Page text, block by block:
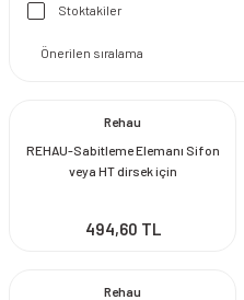
Stoktakiler
Rehau
REHAU-Sabitleme Elemanı Sifon
veya HT dirsek için
494,60 TL
Rehau